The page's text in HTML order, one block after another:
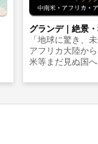
グランデ｜絶景
「地球に驚き、
アフリカ大陸か
米等まだ見ぬ国へ